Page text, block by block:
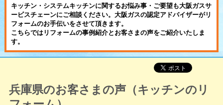
キッチン・システムキッチンに関するお悩み事・ご要望も大阪ガスサ
ービスチェーンにご相談ください。大阪ガスの認定アドバイザーがリ
フォームのお手伝いをさせて頂きます。
こちらではリフォームの事例紹介とお客さまの声をご紹介いたしま
す。
兵庫県のお客さまの声（キッチンのリ